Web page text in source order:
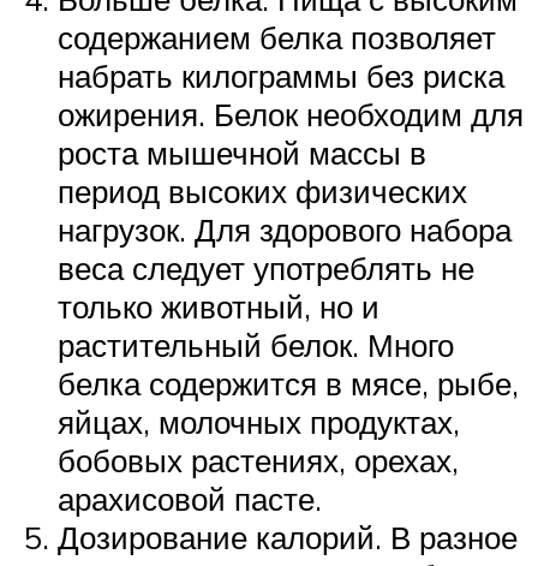
содержанием белка позволяет
набрать килограммы без риска
ожирения. Белок необходим для
роста мышечной массы в
период высоких физических
нагрузок. Для здорового набора
веса следует употреблять не
только животный, но и
растительный белок. Много
белка содержится в мясе, рыбе,
яйцах, молочных продуктах,
бобовых растениях, орехах,
арахисовой пасте.
Дозирование калорий. В разное